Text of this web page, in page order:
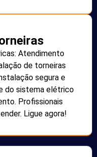
Atendimento
de torneiras
segura e
do sistema elétrico
Profissionais
Ligue agora!